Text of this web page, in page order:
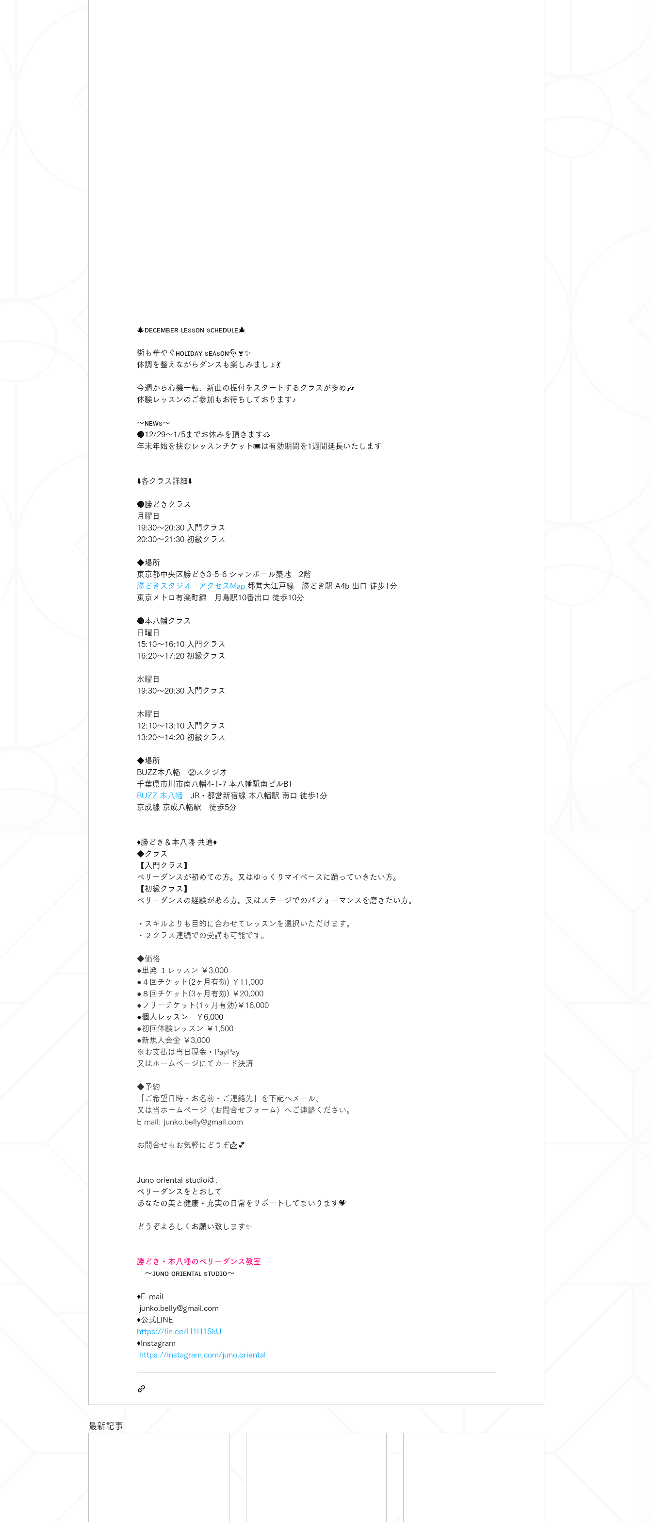
🎄ᴅᴇᴄᴇᴍʙᴇʀ ʟᴇssᴏɴ sᴄʜᴇᴅᴜʟᴇ🎄
街も華やぐʜᴏʟɪᴅᴀʏ sᴇᴀsᴏɴ🎅🍷✨
体調を整えながらダンスも楽しみましょ💃
今週から心機一転、新曲の振付をスタートするクラスが多め🎶
体験レッスンのご参加もお待ちしております♪
〜ɴᴇᴡs〜
🔴12/29〜1/5までお休みを頂きます🎍
年末年始を挟むレッスンチケット🎟は有効期間を1週間延長いたします
⬇️各クラス詳細⬇️
🔴勝どきクラス
月曜日
19:30～20:30 入門クラス
20:30～21:30 初級クラス
◆場所
東京都中央区勝どき3-5-6 シャンボール築地　2階
勝どきスタジオ　アクセスMap 都営大江戸線　勝どき駅 A4b 出口 徒歩1分
東京メトロ有楽町線　月島駅10番出口 徒歩10分
🔴本八幡クラス
日曜日
15:10〜16:10 入門クラス
16:20〜17:20 初級クラス
水曜日
19:30〜20:30 入門クラス
木曜日
12:10〜13:10 入門クラス
13:20〜14:20 初級クラス
◆場所
BUZZ本八幡　②スタジオ
千葉県市川市南八幡4-1-7 本八幡駅南ビルB1
BUZZ 本八幡 JR・都営新宿線 本八幡駅 南口 徒歩1分
京成線 京成八幡駅　徒歩5分
♦️勝どき＆本八幡 共通♦️
◆クラス
【入門クラス】
ベリーダンスが初めての方。又はゆっくりマイペースに踊っていきたい方。
【初級クラス】
ベリーダンスの経験がある方。又はステージでのパフォーマンスを磨きたい方。
・スキルよりも目的に合わせてレッスンを選択いただけます。
・２クラス連続での受講も可能です。
◆価格
●単発 １レッスン ￥3,000
●４回チケット(2ヶ月有効) ￥11,000
●８回チケット(3ヶ月有効) ￥20,000
●フリーチケット(1ヶ月有効)￥16,000
●個人レッスン　￥6,000
●初回体験レッスン ￥1,500
●新規入会金 ￥3,000
※お支払は当日現金・PayPay
又はホームページにてカード決済
◆予約
「ご希望日時・お名前・ご連絡先」を下記へメール、
又は当ホームページ〈お問合せフォーム〉へご連絡ください。
E mail: junko.belly@gmail.com
お問合せもお気軽にどうぞ📩💕
Juno oriental studioは、
ベリーダンスをとおして
あなたの美と健康・充実の日常をサポートしてまいります💗
どうぞよろしくお願い致します✨
勝どき・本八幡のベリーダンス教室
〜ᴊᴜɴᴏ ᴏʀɪᴇɴᴛᴀʟ sᴛᴜᴅɪᴏ〜
♦️E-mail
junko.belly@gmail.com
♦️公式LINE
https://lin.ee/H1H1SkU
♦️Instagram
https://instagram.com/juno.oriental
最新記事